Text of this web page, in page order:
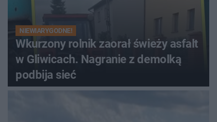
NIEWIARYGODNE!
Wkurzony rolnik zaorał świeży asfalt
w Gliwicach. Nagranie z demolką
podbija sieć